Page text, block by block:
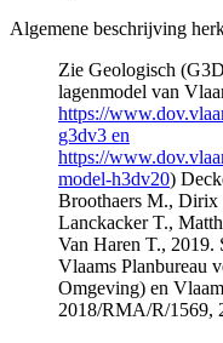
Algemene beschrijving
Zie Geologisch
lagenmodel van
https://
g3dv3 en
https://
model-h3dv20)
Broothaers M.,
Lanckacker T.,
Van Haren T., 2019.
Vlaams Planbureau
Omgeving) en
2018/RMA/R/1569,